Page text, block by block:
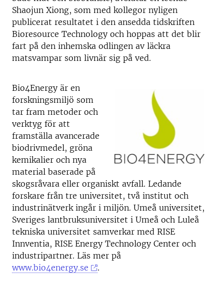
Shaojun Xiong, som med kollegor nyligen
publicerat resultatet i den ansedda tidskriften
Bioresource Technology och hoppas att det blir
fart på den inhemska odlingen av läckra
matsvampar som livnär sig på ved.
Bio4Energy är en
forskningsmiljö som
tar fram metoder och
verktyg för att
framställa avancerade
biodrivmedel, gröna
kemikalier och nya
material baserade på
skogsråvara eller organiskt avfall. Ledande
forskare från tre universitet, två institut och
industrinätverk ingår i miljön. Umeå universitet,
Sveriges lantbruksuniversitet i Umeå och Luleå
tekniska universitet samverkar med RISE
Innventia, RISE Energy Technology Center och
industripartner. Läs mer på
www.bio4energy.se
.